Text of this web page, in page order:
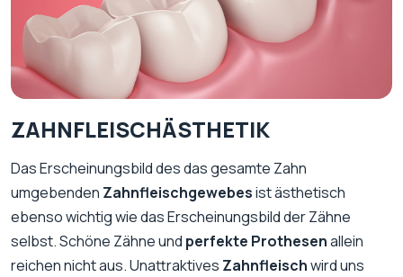
ZAHNFLEISCHÄSTHETIK
Das Erscheinungsbild des das gesamte Zahn
umgebenden Zahnfleischgewebesist ästhetisch
ebenso wichtig wie das Erscheinungsbild der Zähne
selbst. Schöne Zähne und perfekte Prothesenallein
reichen nicht aus. Unattraktives Zahnfleischwird uns